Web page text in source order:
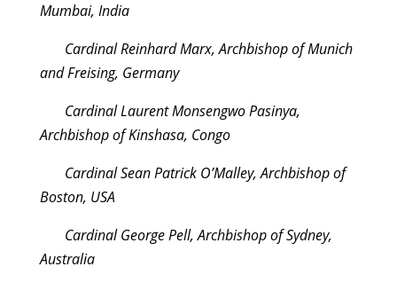
Mumbai, India
Cardinal Reinhard Marx, Archbishop of Munich
and Freising, Germany
Cardinal Laurent Monsengwo Pasinya,
Archbishop of Kinshasa, Congo
Cardinal Sean Patrick O’Malley, Archbishop of
Boston, USA
Cardinal George Pell, Archbishop of Sydney,
Australia